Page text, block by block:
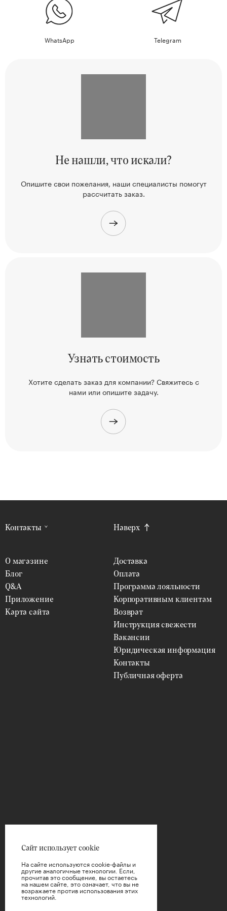
WhatsApp Telegram
Не нашли,что искали?
Опишите свои пожелания, нашиспециалисты помогут
рассчитать заказ.
Узнатьстоимость
Хотите сделать заказ для компании? Свяжитесьс
нами или опишите задачу.
Контакты
О магазине
Блог
Q&A
Приложение
Карта сайта
Доставка
Оплата
Программа лояльности
Корпоративным клиентам
Возврат
Инструкция свежести
Вакансии
Юридическая информация
Контакты
Публичная оферта
Наверх
Сайт использует cookie
На сайте используются cookie-файлы и
другие аналогичные технологии. Если,
прочитав это сообщение, вы остаетесь
на нашем сайте, это означает, что вы не
возражаете против использования этих
технологий.